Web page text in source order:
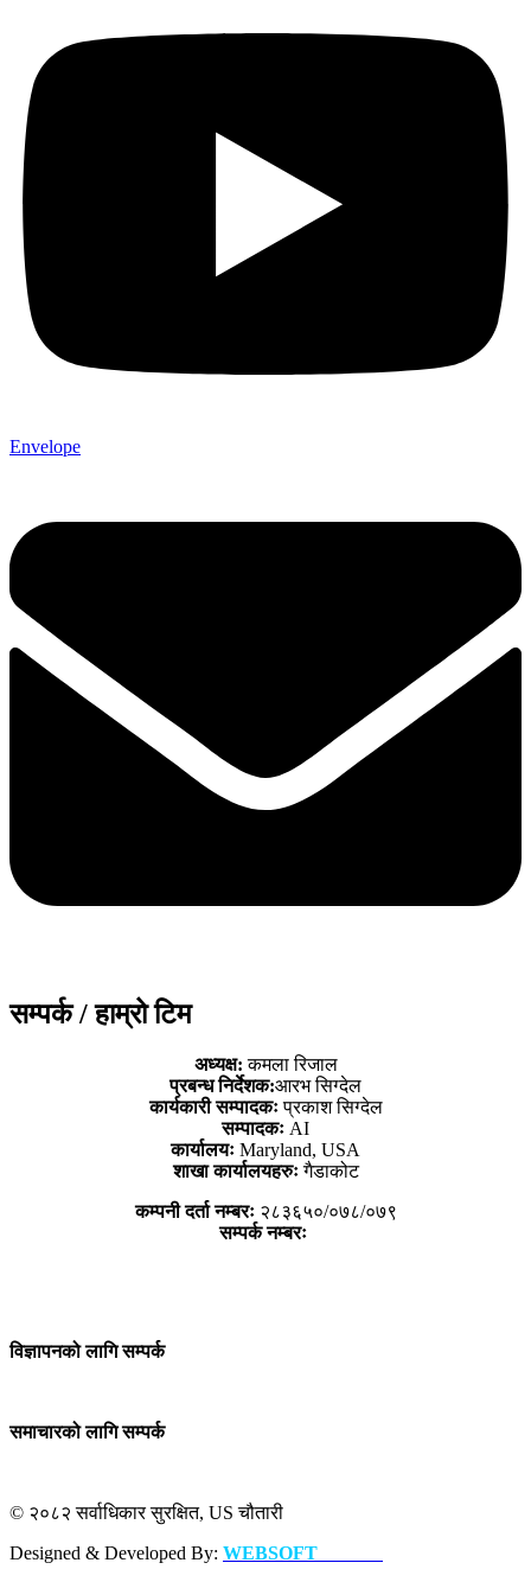
Envelope
सम्पर्क / हाम्रो टिम
अध्यक्ष:कमला रिजाल
प्रबन्ध निर्देशक:आरभ सिग्देल
कार्यकारी सम्पादकःप्रकाश सिग्देल
सम्पादकः AI
कार्यालयः Maryland, USA
शाखा कार्यालयहरुःगैडाकोट
कम्पनी दर्ता नम्बरः२८३६५०/०७८/०७९
सम्पर्क नम्बरः
विज्ञापनको लागि सम्पर्क
समाचारको लागि सम्पर्क
© २०८२ सर्वाधिकार सुरक्षित, US चौतारी
Designed & Developed By: WEBSOFT